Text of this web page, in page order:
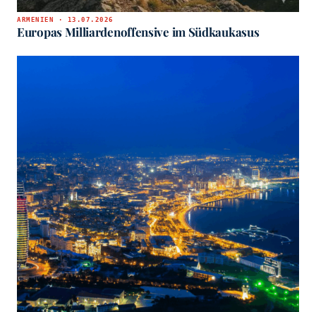
ARMENIEN · 13.07.2026
Europas Milliardenoffensive im Südkaukasus